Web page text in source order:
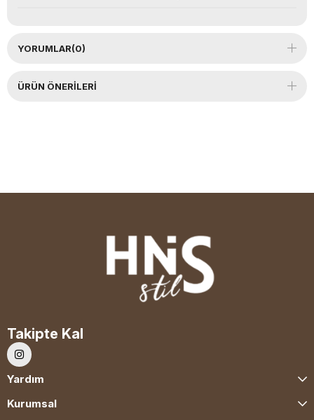
YORUMLAR(0)
ÜRÜN ÖNERILERI
Takipte Kal
Yardım
Kurumsal